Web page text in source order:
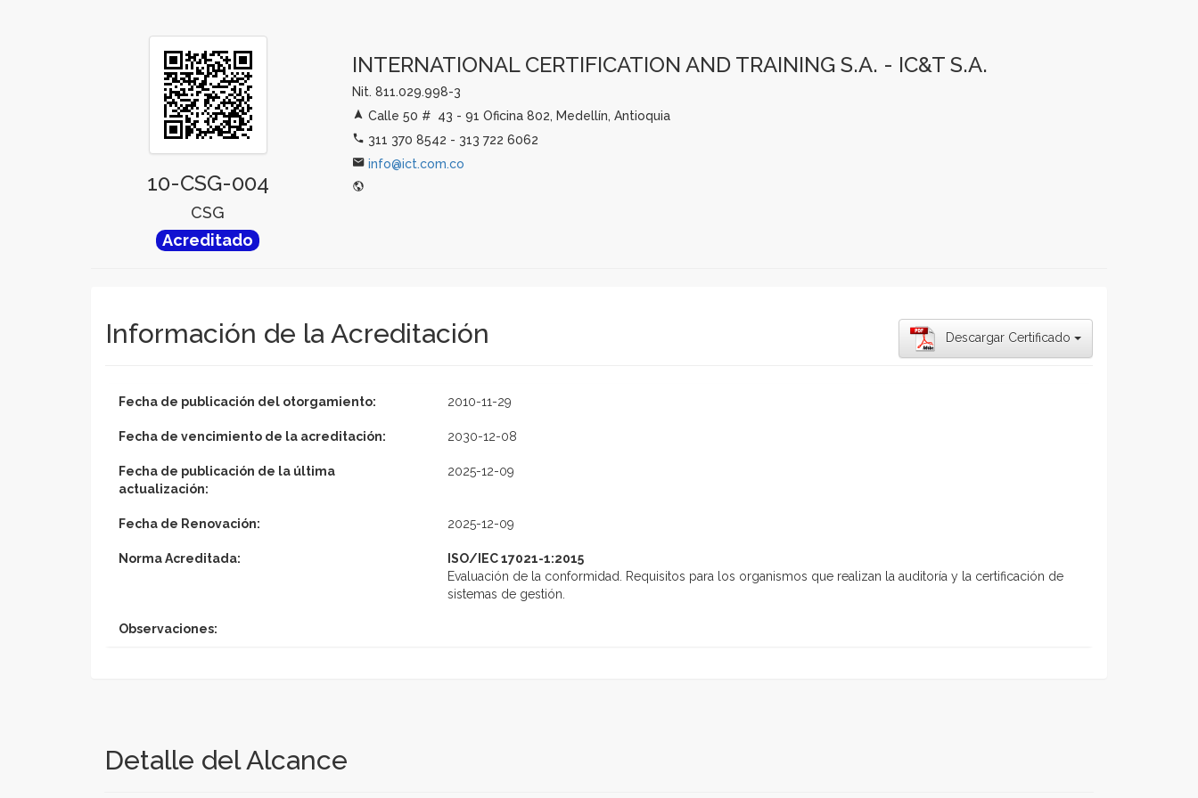
10-CSG-004
CSG
Acreditado
INTERNATIONAL CERTIFICATION AND TRAINING S.A. - IC&T S.A.
Nit. 811.029.998-3
Calle 50 # 43 - 91 Oficina 802, Medellín, Antioquia
311 370 8542 - 313 722 6062
info@ict.com.co
Descargar Certificado
Información de la Acreditación
Fecha de publicación del otorgamiento: 2010-11-29
Fecha de vencimiento de la acreditación: 2030-12-08
Fecha de publicación de la última
actualización:
2025-12-09
Fecha de Renovación: 2025-12-09
Norma Acreditada:
ISO/IEC 17021-1:2015
Evaluación de la conformidad. Requisitos para los organismos que realizan la auditoría y la certificación de
sistemas de gestión.
Observaciones:
Detalle del Alcance